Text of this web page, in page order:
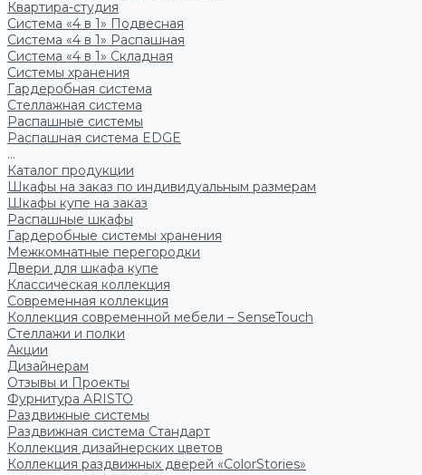
Квартира-студия
Система «4 в 1» Подвесная
Система «4 в 1» Распашная
Система «4 в 1» Складная
Системы хранения
Гардеробная система
Стеллажная система
Распашные системы
Распашная система EDGE
...
Каталог продукции
Шкафы на заказ по индивидуальным размерам
Шкафы купе на заказ
Распашные шкафы
Гардеробные системы хранения
Межкомнатные перегородки
Двери для шкафа купе
Классическая коллекция
Современная коллекция
Коллекция современной мебели – SenseTouch
Стеллажи и полки
Акции
Дизайнерам
Отзывы и Проекты
Фурнитура ARISTO
Раздвижные системы
Раздвижная система Стандарт
Коллекция дизайнерских цветов
Коллекция раздвижных дверей «ColorStories»